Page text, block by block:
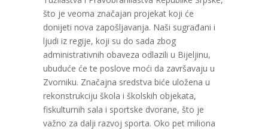
što je veoma značajan projekat koji će
donijeti nova zapošljavanja. Naši sugrađani i
ljudi iz regije, koji su do sada zbog
administrativnih obaveza odlazili u Bijeljinu,
ubuduće će te poslove moći da završavaju u
Zvorniku. Značajna sredstva biće uložena u
rekonstrukciju škola i školskih objekata,
fiskulturnih sala i sportske dvorane, što je
važno za dalji razvoj sporta. Oko pet miliona